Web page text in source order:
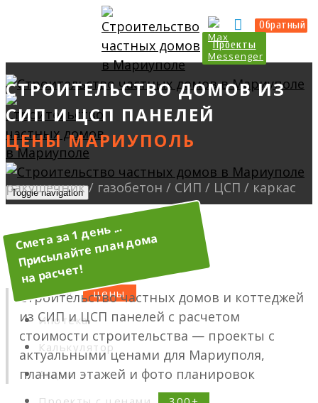
Проекты
Обратный
Toggle navigation
О нас
Услуги
Прайс
Ипотека
Калькулятор
Акции
СТРОИТЕЛЬСТВО ДОМОВ ИЗ
СИП И ЦСП ПАНЕЛЕЙ
Строительство частных домов и коттеджей
из СИП и ЦСП панелей с расчетом
стоимости строительства — проекты с
актуальными ценами для Мариуполя,
планами этажей и фото планировок